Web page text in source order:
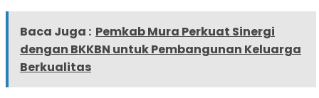
Baca Juga : Pemkab Mura Perkuat Sinergi
dengan BKKBN untuk Pembangunan Keluarga
Berkualitas